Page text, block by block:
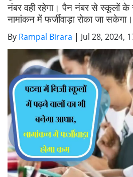
नंबर वही रहेगा। पैन नंबर से स्कूलों के
नामांकन में फर्जीवाड़ा रोका जा सकेगा।
By Rampal Birara | Jul 28, 2024,